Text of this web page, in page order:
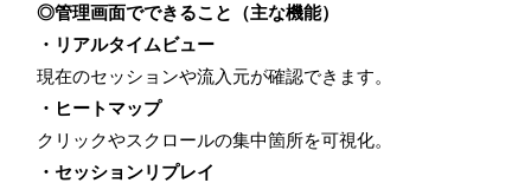
◎管理画面でできること（主な機能）
・リアルタイムビュー
現在のセッションや流入元が確認できます。
・ヒートマップ
クリックやスクロールの集中箇所を可視化。
・セッションリプレイ